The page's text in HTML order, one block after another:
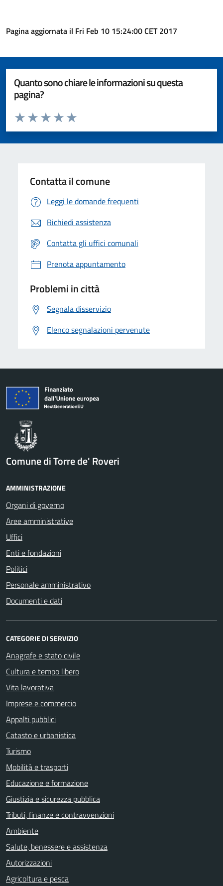
Pagina aggiornata il Fri Feb 10 15:24:00 CET 2017
Quanto sono chiare le informazioni su questa
pagina?
Valuta da 1 a 5 stelle la pagina
Valuta 5 stelle su 5
Valuta 4 stelle su 5
Valuta 3 stelle su 5
Valuta 2 stelle su 5
Valuta 1 stelle su 5
Contatta il comune
Leggi le domande frequenti
Richiedi assistenza
Contatta gli uffici comunali
Prenota appuntamento
Problemi in città
Segnala disservizio
Elenco segnalazioni pervenute
Comune di Torre de' Roveri
AMMINISTRAZIONE
Organi di governo
Aree amministrative
Uffici
Enti e fondazioni
Politici
Personale amministrativo
Documenti e dati
CATEGORIE DI SERVIZIO
Anagrafe e stato civile
Cultura e tempo libero
Vita lavorativa
Imprese e commercio
Appalti pubblici
Catasto e urbanistica
Turismo
Mobilità e trasporti
Educazione e formazione
Giustizia e sicurezza pubblica
Tributi, finanze e contravvenzioni
Ambiente
Salute, benessere e assistenza
Autorizzazioni
Agricoltura e pesca